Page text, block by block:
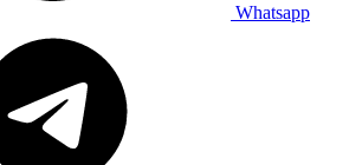
Whatsapp